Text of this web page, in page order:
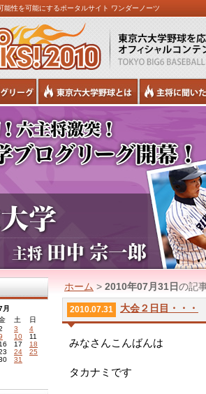
能性を可能にするポータルサイト ワンダーノーツ
ホーム > 2010年07月31日 の記
2010.07.31 大会２日目・・・
みなさんこんばんは
タカナミです
土
日
3
4
10
11
16 17
18
24
25
31